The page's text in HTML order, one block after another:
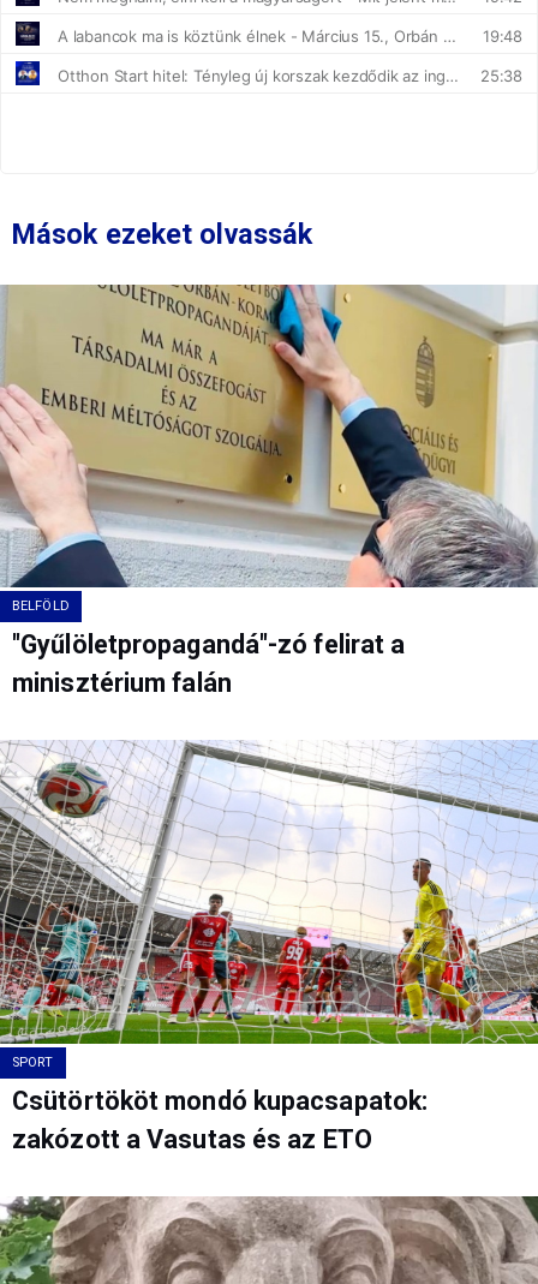
Mások ezeket olvassák
BELFÖLD
"Gyűlöletpropagandá"-zó felirat a
minisztérium falán
SPORT
Csütörtököt mondó kupacsapatok:
zakózott a Vasutas és az ETO